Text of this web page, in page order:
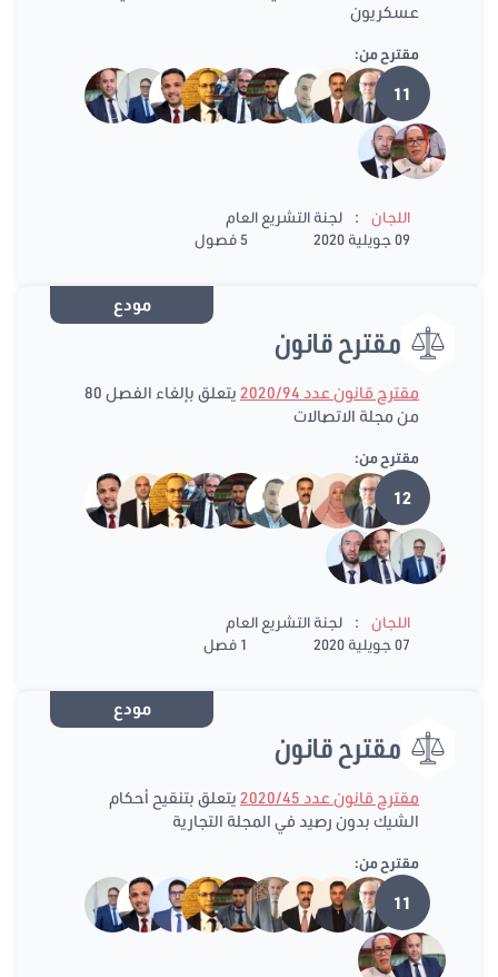
عسكريون
مقترح من:
11
اللجان :
لجنة التشريع العام
09 جويلية 2020
5 فصول
مودع
مقترح قانون
مقترح قانون عدد 2020/94
يتعلق بإلغاء الفصل 80
من مجلة الاتصالات
مقترح من:
12
اللجان :
لجنة التشريع العام
07 جويلية 2020
1 فصل
مودع
مقترح قانون
مقترح قانون عدد 2020/45
يتعلق بتنقيح أحكام
الشيك بدون رصيد في المجلة التجارية
مقترح من:
11